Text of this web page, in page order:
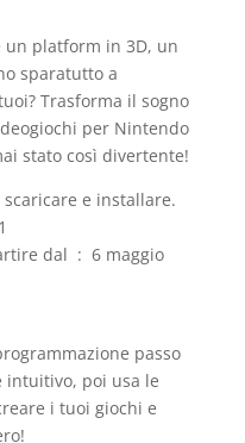
un platform in 3D, un
sparatutto a
Trasforma il sogno
per Nintendo
stato così divertente!
e installare.
6 maggio
passo
intuitivo, poi usa le
i tuoi giochi e